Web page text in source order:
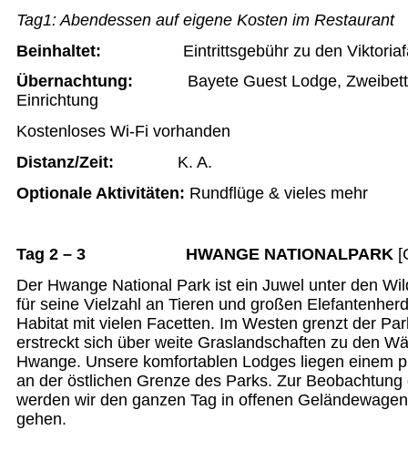
Tag1:Abendessen auf eigene Kosten im Restaurant
Beinhaltet: Eintrittsgebühr zu den
Übernachtung: Bayete Guest Lodge,
Einrichtung
Kostenloses Wi-Fi vorhanden
Distanz/Zeit: K. A.
Optionale Aktivitäten: Rundflüge & vieles mehr
Tag 2 – 3 HWANGE NATIONALPARK
Der Hwange National Park ist ein Juwel unter den
für seine Vielzahl an Tieren und großen
Habitat mit vielen Facetten. Im Westen grenzt der
erstreckt sich über weite Graslandschaften zu den
Hwange. Unsere komfortablen Lodges liegen einem
an der östlichen Grenze des Parks. Zur
werden wir den ganzen Tag in offenen
gehen.